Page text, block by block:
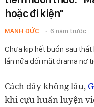
hoặc đi kiện"
MẠNH ĐỨC 6 năm trước
Chưa kịp hết buồn sau
lần nữa đối mặt drama nợ
Cách đây không lâu,
khi cựu huấn luyện